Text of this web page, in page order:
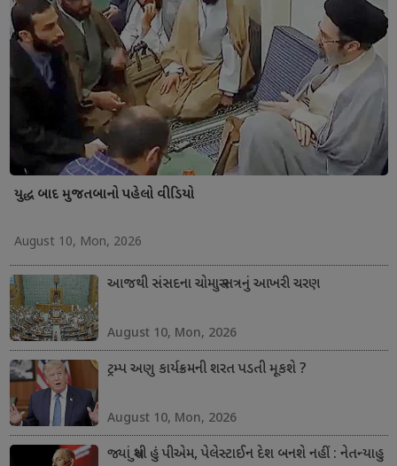
યુદ્ધ બાદ મુજતબાનો પહેલો વીડિયો
August 10, Mon, 2026
આજથી સંસદના ચોમાસુ સત્રનું આખરી ચરણ
August 10, Mon, 2026
ટ્રમ્પ અણુ કાર્યક્રમની શરત પડતી મૂકશે ?
August 10, Mon, 2026
જ્યાં સુધી હું પીએમ, પેલેસ્ટાઈન દેશ બનશે નહીં : નેતન્યાહુ